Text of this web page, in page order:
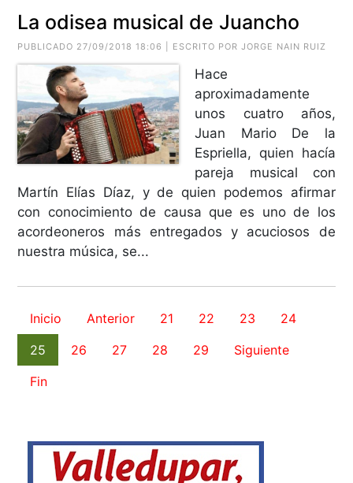
La odisea musical de Juancho
PUBLICADO 27/09/2018 18:06 | ESCRITO POR JORGE NAIN RUIZ
Hace
aproximadamente
unos cuatro años,
Juan Mario De la
Espriella, quien hacía
pareja musical con
Martín Elías Díaz, y de quien podemos afirmar
con conocimiento de causa que es uno de los
acordeoneros más entregados y acuciosos de
nuestra música, se...
Inicio Anterior 21 22 23
24
25
26 27 28 29
Siguiente
Fin